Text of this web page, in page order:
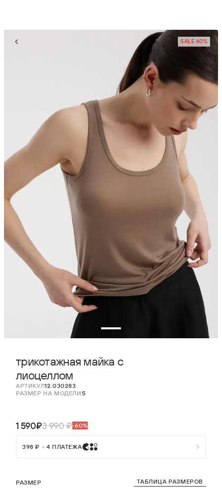
SALE 60%
трикотажная майка с
лиоцеллом
АРТИКУЛ12.030283
РАЗМЕР НА МОДЕЛИS
РАЗМЕР ТАБЛИЦА РАЗМЕРОВ
1 590₽3 990 ₽-60%
398 ₽ × 4 ПЛАТЕЖА